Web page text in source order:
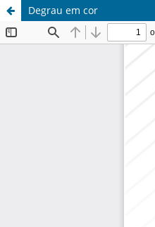
Degrau em cor